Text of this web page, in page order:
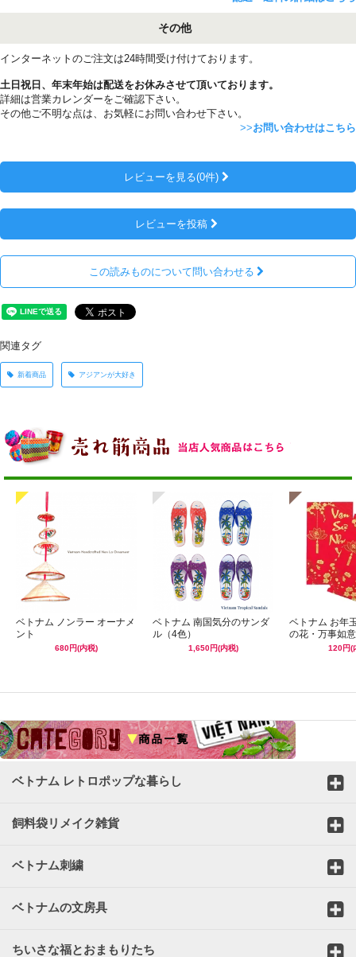
その他
インターネットのご注文は24時間受け付けております。
土日祝日、年末年始は配送をお休みさせて頂いております。
詳細は営業カレンダーをご確認下さい。
その他ご不明な点は、お気軽にお問い合わせ下さい。
>>お問い合わせはこちら
レビューを見る(0件)
レビューを投稿
この読みものについて問い合わせる
関連タグ
新着商品 アジアンが大好き
ベトナム ノンラー オーナメ
ント
680円(内税)
ベトナム 南国気分のサンダ
ル（4色）
1,650円(内税)
ベトナム お年
の花・万事如意
120円(
ベトナム レトロポップな暮らし
飼料袋リメイク雑貨
ベトナム刺繍
ベトナムの文房具
ちいさな福とおまもりたち